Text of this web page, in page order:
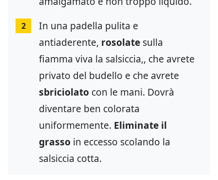
2
In una padella pulita e
antiaderente, rosolate sulla
fiamma viva la salsiccia,, che avrete
privato del budello e che avrete
sbriciolato con le mani. Dovrà
diventare ben colorata
uniformemente. Eliminate il
grasso in eccesso scolando la
salsiccia cotta.